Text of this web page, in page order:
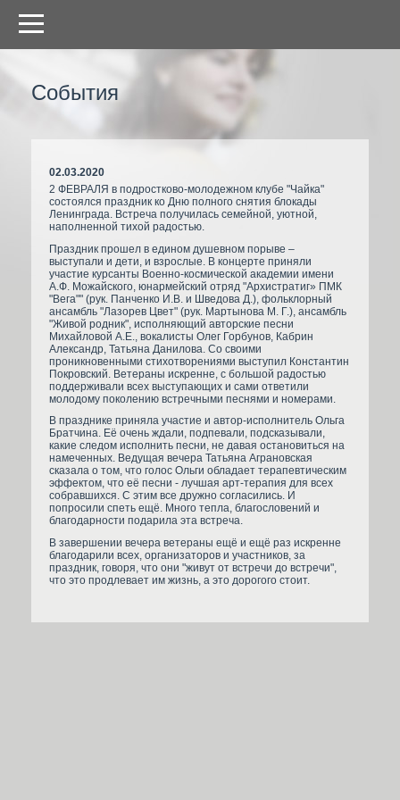
События
02.03.2020
2 ФЕВРАЛЯ в подростково-молодежном клубе "Чайка"
состоялся праздник ко Дню полного снятия блокады
Ленинграда. Встреча получилась семейной, уютной,
наполненной тихой радостью.
Праздник прошел в едином душевном порыве –
выступали и дети, и взрослые. В концерте приняли
участие курсанты Военно-космической академии имени
А.Ф. Можайского, юнармейский отряд "Архистратиг» ПМК
"Вега"" (рук. Панченко И.В. и Шведова Д.), фольклорный
ансамбль "Лазорев Цвет" (рук. Мартынова М. Г.), ансамбль
"Живой родник", исполняющий авторские песни
Михайловой А.Е., вокалисты Олег Горбунов, Кабрин
Александр, Татьяна Данилова. Со своими
проникновенными стихотворениями выступил Константин
Покровский. Ветераны искренне, с большой радостью
поддерживали всех выступающих и сами ответили
молодому поколению встречными песнями и номерами.
В празднике приняла участие и автор-исполнитель Ольга
Братчина. Её очень ждали, подпевали, подсказывали,
какие следом исполнить песни, не давая остановиться на
намеченных. Ведущая вечера Татьяна Аграновская
сказала о том, что голос Ольги обладает терапевтическим
эффектом, что её песни - лучшая арт-терапия для всех
собравшихся. С этим все дружно согласились. И
попросили спеть ещё. Много тепла, благословений и
благодарности подарила эта встреча.
В завершении вечера ветераны ещё и ещё раз искренне
благодарили всех, организаторов и участников, за
праздник, говоря, что они "живут от встречи до встречи",
что это продлевает им жизнь, а это дорогого стоит.